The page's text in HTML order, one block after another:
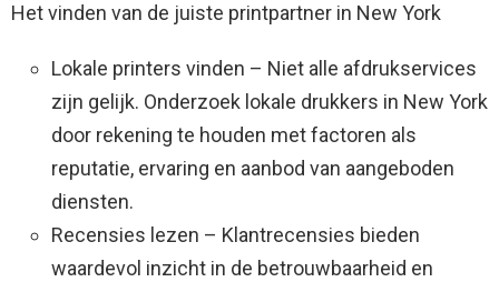
Het vinden van de juiste printpartner in New York
Lokale printers vinden – Niet alle afdrukservices
zijn gelijk. Onderzoek lokale drukkers in New York
door rekening te houden met factoren als
reputatie, ervaring en aanbod van aangeboden
diensten.
Recensies lezen – Klantrecensies bieden
waardevol inzicht in de betrouwbaarheid en